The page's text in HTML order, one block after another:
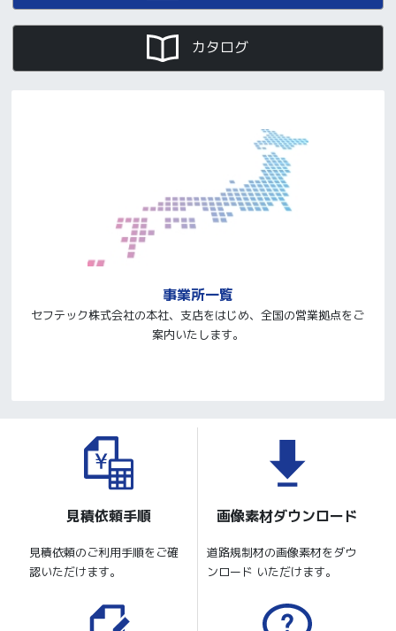
カタログ
事業所一覧
セフテック株式会社の本社、支店をはじめ、全国の営業拠点をご
案内いたします。
見積依頼手順
見積依頼のご利用手順をご確
認いただけます。
画像素材ダウンロード
道路規制材の画像素材をダウ
ンロード いただけます。